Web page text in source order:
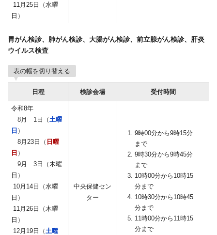
11月25日（水曜
日）
胃がん検診、肺がん検診、大腸がん検診、前立腺がん検診、肝炎
ウイルス検査
表の幅を切り替える
日程 検診会場 受付時間
令和8年
8月 1日（ 土曜
日 ）
8月23日（ 日曜
日 ）
9月 3日（木曜
日）
10月14日（水曜
日）
11月26日（木曜
日）
12月19日（ 土曜
中央保健セン
ター
9時00分から9時15分
まで
9時30分から9時45分
まで
10時00分から10時15
分まで
10時30分から10時45
分まで
11時00分から11時15
分まで